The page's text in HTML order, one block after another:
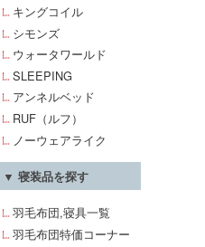
キングコイル
シモンズ
ウォータワールド
SLEEPING
アンネルベッド
RUF（ルフ）
ノーウェアライク
▼ 寝装品を探す
羽毛布団,寝具一覧
羽毛布団特価コーナー